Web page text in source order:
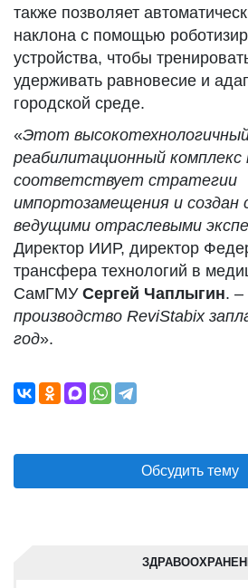
также позволяет
наклона с помощью
устройства, чтобы
удерживать равновесие и
городской среде.
«Этот
реабилитационный
соответствует стратегии
импортозамещения и создан
ведущими отраслевыми
Директор ИИР, директор
трансфера технологий в
СамГМУ Сергей Чаплыгин. –
производство ReviStabix
год».
Обсудить тему